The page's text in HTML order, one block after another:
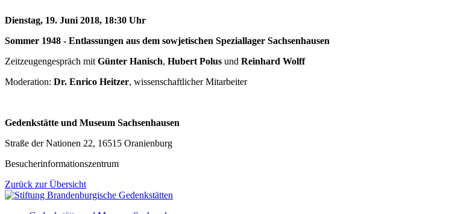
Dienstag, 19. Juni 2018, 18:30 Uhr
Sommer 1948 - Entlassungen aus dem sowjetischen Speziallager Sachsenhausen
Zeitzeugengespräch mit Günter Hanisch, Hubert Polus und Reinhard Wolff
Moderation: Dr. Enrico Heitzer, wissenschaftlicher Mitarbeiter
Gedenkstätte und Museum Sachsenhausen
Straße der Nationen 22, 16515 Oranienburg
Besucherinformationszentrum
Zurück zur Übersicht